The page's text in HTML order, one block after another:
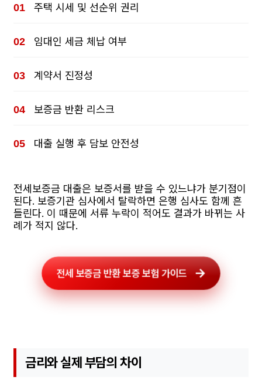
주택 시세 및 선순위 권리
임대인 세금 체납 여부
계약서 진정성
보증금 반환 리스크
대출 실행 후 담보 안전성
전세보증금 대출은 보증서를 받을 수 있느냐가 분기점이
된다. 보증기관 심사에서 탈락하면 은행 심사도 함께 흔
들린다. 이 때문에 서류 누락이 적어도 결과가 바뀌는 사
례가 적지 않다.
전세 보증금 반환 보증 보험 가이드
금리와 실제 부담의 차이